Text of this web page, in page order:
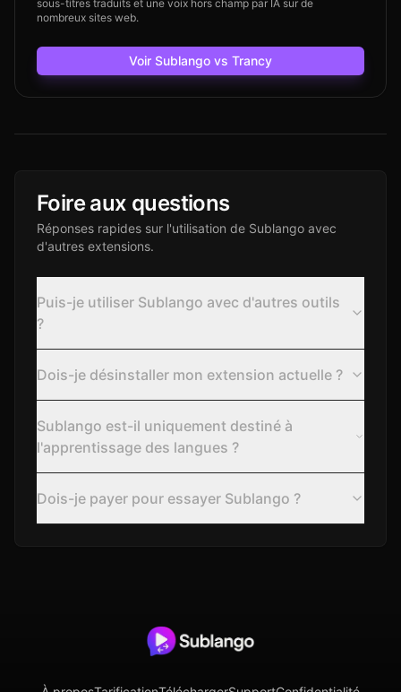
sous-titres traduits et une voix hors champ par IA sur de
nombreux sites web.
Voir Sublango vs Trancy
Foire aux questions
Réponses rapides sur l'utilisation de Sublango avec
d'autres extensions.
Puis-je utiliser Sublango avec d'autres outils
?
Dois-je désinstaller mon extension actuelle ?
Sublango est-il uniquement destiné à
l'apprentissage des langues ?
Dois-je payer pour essayer Sublango ?